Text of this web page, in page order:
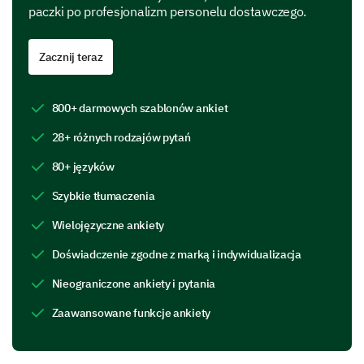
Feature D
product, what would it be and why?
Customer Support Experience
Given the importance of efficient and helpful
customer support, we would appreciate your
thoughts on your interactions (if any) with our support
paczki po profesjonalizm personelu dostawczego.
Zacznij teraz
800+ darmowych szablonów ankiet
28+ różnych rodzajów pytań
80+ języków
Szybkie tłumaczenia
Wielojęzyczne ankiety
Doświadczenie zgodne z marką i indywidualizacja
Nieograniczone ankiety i pytania
Zaawansowane funkcje ankiety